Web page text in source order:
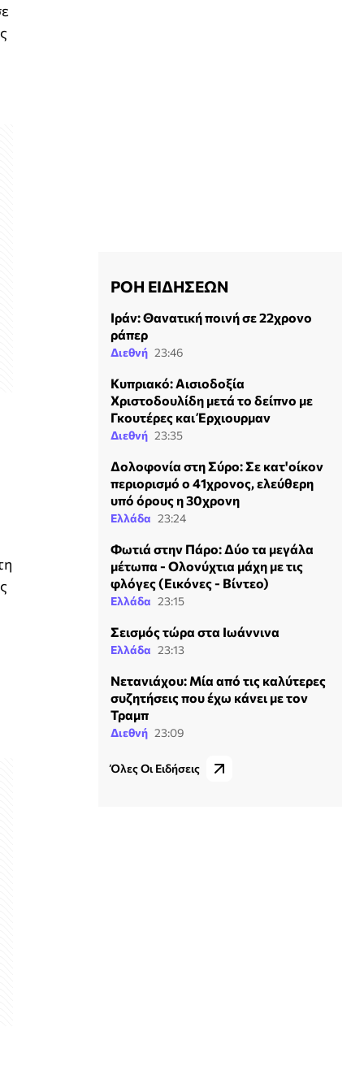
ΡΟΗ ΕΙΔΗΣΕΩΝ
Ιράν: Θανατική ποινή σε 22χρονο
ράπερ
Διεθνή 23:46
Κυπριακό: Αισιοδοξία
Χριστοδουλίδη μετά το δείπνο με
Γκουτέρες και Έρχιουρμαν
Διεθνή 23:35
Δολοφονία στη Σύρο: Σε κατ'οίκον
περιορισμό ο 41χρονος, ελεύθερη
υπό όρους η 30χρονη
Ελλάδα 23:24
Φωτιά στην Πάρο: Δύο τα μεγάλα
μέτωπα - Ολονύχτια μάχη με τις
φλόγες (Εικόνες - Βίντεο)
Ελλάδα 23:15
Σεισμός τώρα στα Ιωάννινα
Ελλάδα 23:13
Νετανιάχου: Μία από τις καλύτερες
συζητήσεις που έχω κάνει με τον
Τραμπ
Διεθνή 23:09
Όλες Οι Ειδήσεις